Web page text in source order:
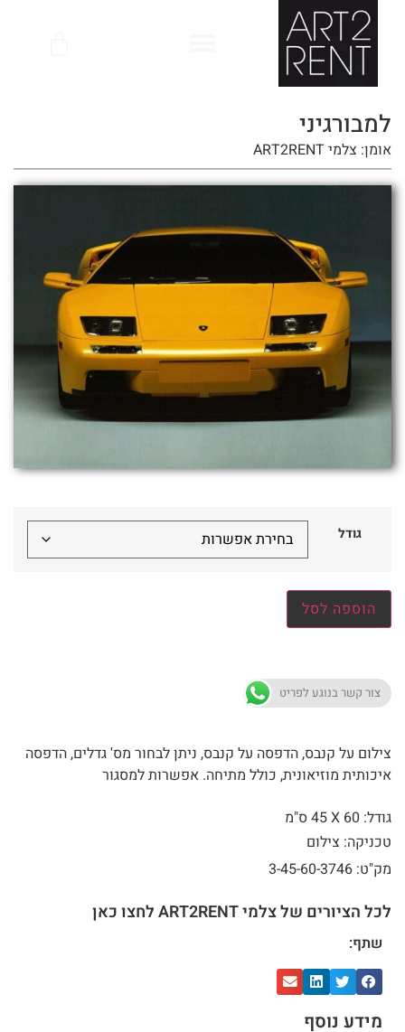
למבורגיני
אומן: צלמי ART2RENT
גודל
הוספה לסל
צור קשר בנוגע לפריט
צילום על קנבס, הדפסה על קנבס, ניתן לבחור מס' גדלים, הדפסה
איכותית מוזיאונית, כולל מתיחה. אפשרות למסגור
גודל: 60 X
45 ס"מ
טכניקה: צילום
מק"ט: 3-45-60-3746
לכל הציורים של צלמי ART2RENT לחצו כאן
שתף:
מידע נוסף